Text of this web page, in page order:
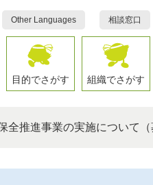
Other Languages 相談窓口
目的でさがす 組織でさがす
全推進事業の実施について（